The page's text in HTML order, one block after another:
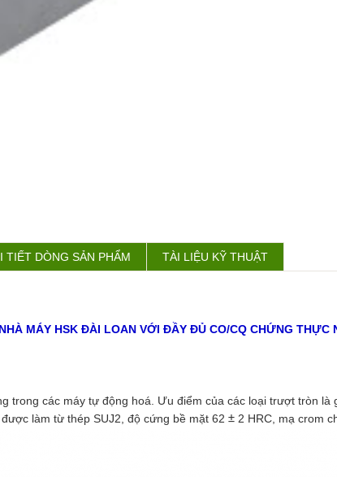
TIẾT DÒNG SẢN PHẨM TÀI LIỆU KỸ THUẬT
MÁY HSK ĐÀI LOAN VỚI ĐẦY ĐỦ CO/CQ CHỨNG THỰC
các máy tự động hoá. Ưu điểm của các loại trượt tròn là
làm từ thép SUJ2, độ cứng bề mặt 62 ± 2 HRC, mạ crom